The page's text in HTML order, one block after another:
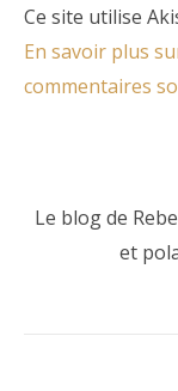
Ce site utilise
En savoir plus
commentaires
Le blog de
et